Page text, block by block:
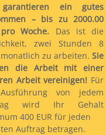
ein gutes
– bis zu 2000.00
Woche. Das ist die
zwei Stunden 8
zu arbeiten. Sie
die Arbeit mit einer
Arbeit vereinigen! Für
von jedem
wird Ihr Gehalt
400 EUR für jeden
Auftrag betragen.